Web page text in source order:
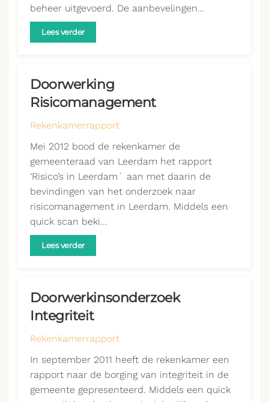
beheer uitgevoerd. De aanbevelingen…
Lees verder
Doorwerking
Risicomanagement
Rekenkamerrapport
Mei 2012 bood de rekenkamer de
gemeenteraad van Leerdam het rapport
‘Risico’s in Leerdam´ aan met daarin de
bevindingen van het onderzoek naar
risicomanagement in Leerdam. Middels een
quick scan beki…
Lees verder
Doorwerkinsonderzoek
Integriteit
Rekenkamerrapport
In september 2011 heeft de rekenkamer een
rapport naar de borging van integriteit in de
gemeente gepresenteerd. Middels een quick